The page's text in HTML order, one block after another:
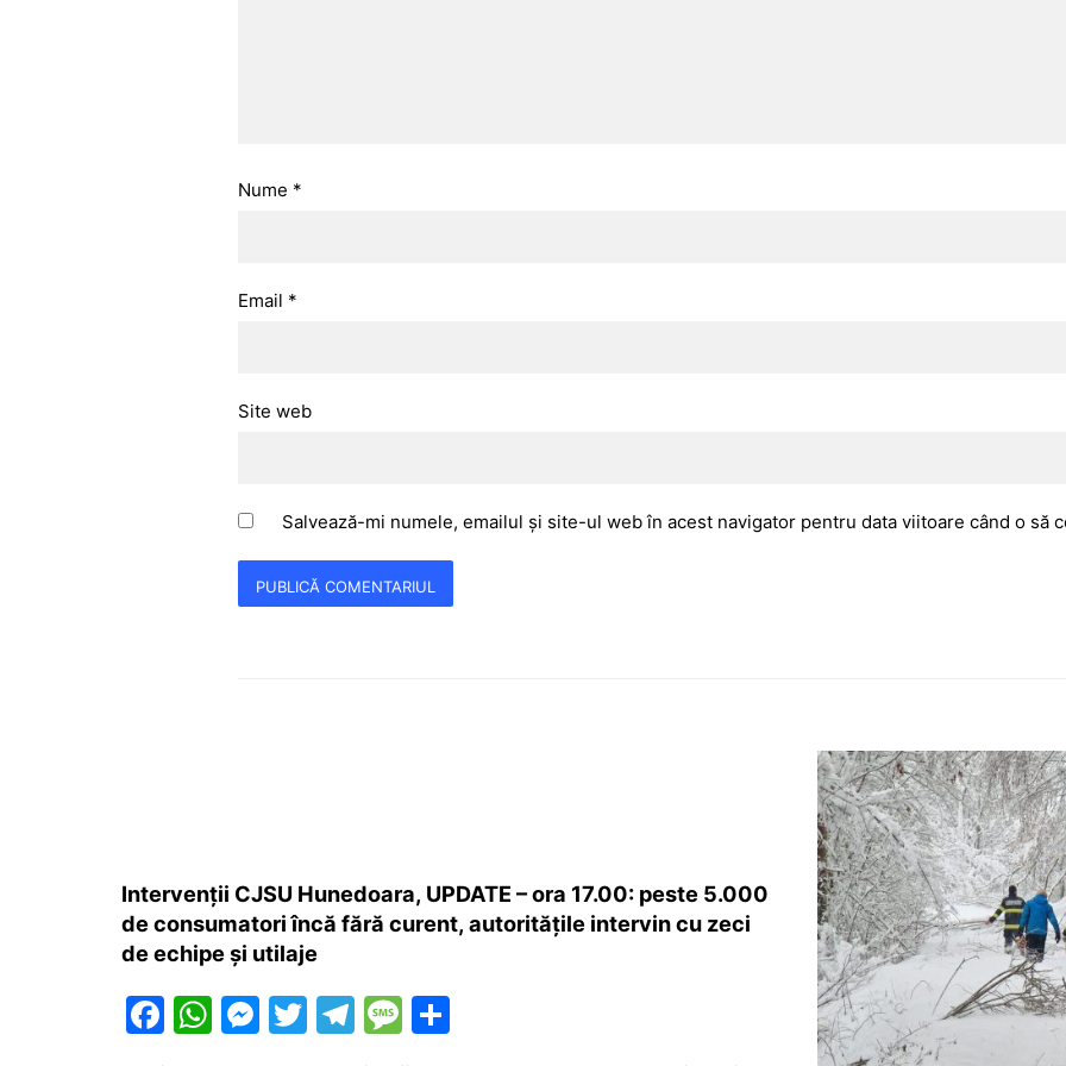
Nume *
Email *
Site web
Salvează-mi numele, emailul și site-ul web în acest navigator pentru data viitoare când o să
Intervenții CJSU Hunedoara, UPDATE – ora 17.00: peste 5.000
de consumatori încă fără curent, autoritățile intervin cu zeci
de echipe și utilaje
F
W M T
T
el
M
e